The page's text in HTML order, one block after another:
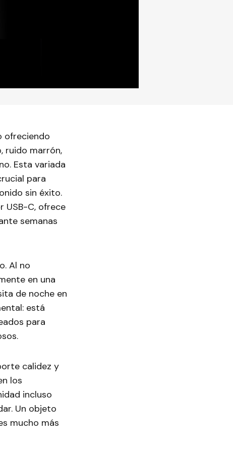
ofreciendo
ruido marrón,
Esta variada
para
sin éxito.
USB-C, ofrece
semanas
Al no
en una
de noche en
está
para
calidez y
los
incluso
Un objeto
mucho más